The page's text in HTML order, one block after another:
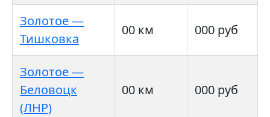
Золотое —
Тишковка
00 км 000 руб
Золотое —
Беловоцк
(ЛНР)
00 км 000 руб